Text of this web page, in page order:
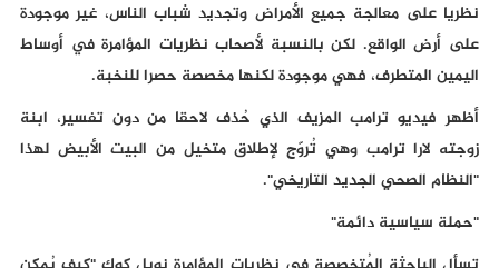
نظريا على معالجة جميع الأمراض وتجديد شباب الناس، غير موجودة
على أرض الواقع. لكن بالنسبة لأصحاب نظريات المؤامرة في أوساط
اليمين المتطرف، فهي موجودة لكنها مخصصة حصرا للنخبة.
أظهر فيديو ترامب المزيف الذي حُذف لاحقا من دون تفسير، ابنة
زوجته لارا ترامب وهي تُروّج لإطلاق متخيل من البيت الأبيض لهذا
"النظام الصحي الجديد التاريخي".
"حملة سياسية دائمة"